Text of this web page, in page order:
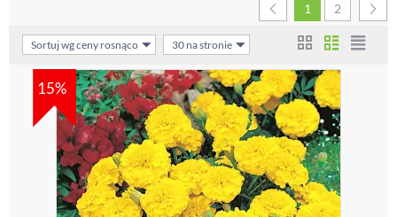
1 2
Sortuj wg ceny rosnąco 30 na stronie
15%